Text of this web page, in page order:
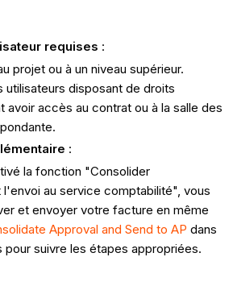
requises :
projet ou à un niveau supérieur.
utilisateurs disposant de droits
avoir accès au contrat ou à la salle des
:
la fonction "Consolider
au service comptabilité", vous
et envoyer votre facture en même
Approval and Send to APdans
pour suivre les étapes appropriées.